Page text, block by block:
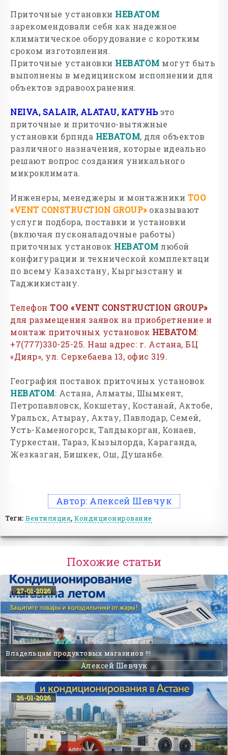
Приточные установки НЕВАТОМ
зарекомендовали себя как надежное
климатическое оборудование с коротким
сроком изготовления.
Приточные установки НЕВАТОМ могут быть
выполнены в медицинском исполнении для
объектов здравоохранения.
NEIVA, SALAIR, ALATAU, КАТУНЬэто
приточные и приточно-вытяжные
установки брпнда НЕВАТОМ, для объектов
различного назначения, которые идеально
решают вопрос создания уникального
микроклимата.
Инженеры, менеджеры и монтажники ТОО
«VENT CONSTRUCTION GROUP»оказывают
услуги подбора, поставки и установки
(включая пусконаладочные работы)
приточных установок НЕВАТОМ любой
конфигурации и технической комплектаци
по всему Казахстану, Кыргызстану и
Таджикистану.
Телефон ТОО «VENT CONSTRUCTION GROUP»
для размещения заявок на приобретнение и
монтаж приточных установок НЕВАТОМ:
+7(777)330-25-25. Наш адрес: г. Астана, БЦ
«Дияр», ул. Серкебаева 13, офис 319.
География поставок приточных установок
НЕВАТОМ: Астана, Алматы, Шымкент,
Петропавловск, Кокшетау, Костанай, Актобе,
Уральск, Атырау, Актау, Павлодар, Семей,
Усть-Каменогорск, Талдыкорган, Конаев,
Туркестан, Тараз, Кызылорда, Караганда,
Жезказган, Бишкек, Ош, Душанбе.
Автор: Алексей Шевчук
Теги: Вентиляция, Кондиционирование
Похожие статьи
Владельцам продуктовых магазинов !!!
Алексей Шевчук
27-01-2026
26-01-2026